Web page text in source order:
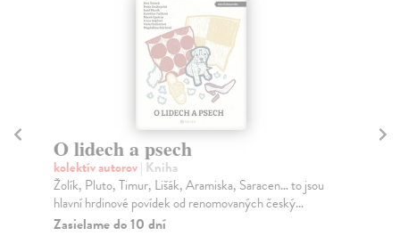
O lidech a psech
kolektív autorov| Kniha
Žolík, Pluto, Timur, Lišák, Aramiska, Saracen… to jsou
hlavní hrdinové povídek od renomovaných český...
Zasielame do 10 dní